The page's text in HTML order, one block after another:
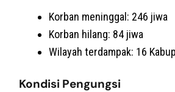
Korban meninggal: 246 jiwa
Korban hilang: 84 jiwa
Wilayah terdampak: 16
Kondisi Pengungsi